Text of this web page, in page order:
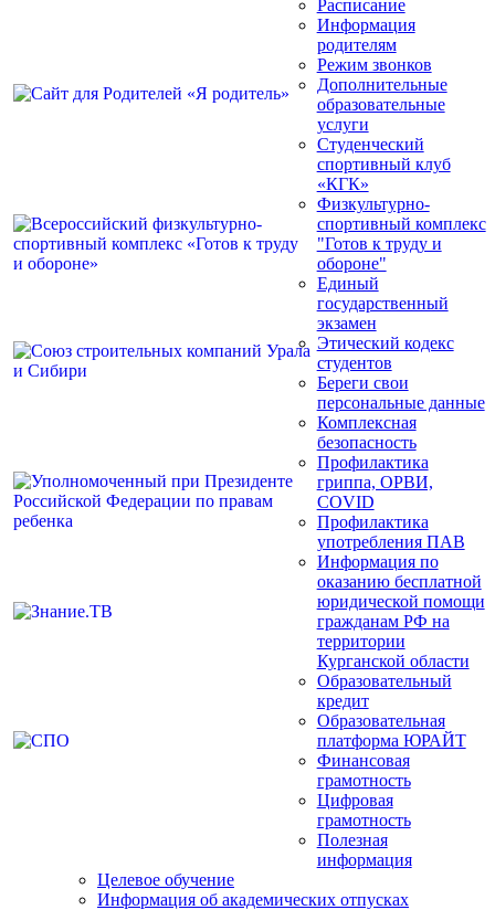
Расписание
Информация
родителям
Режим звонков
Дополнительные
образовательные
услуги
Студенческий
спортивный клуб
«КГК»
Физкультурно-
спортивный комплекс
"Готов к труду и
обороне"
Единый
государственный
экзамен
Этический кодекс
студентов
Береги свои
персональные данные
Комплексная
безопасность
Профилактика
гриппа, ОРВИ,
COVID
Профилактика
употребления ПАВ
Информация по
оказанию бесплатной
юридической помощи
гражданам РФ на
территории
Курганской области
Образовательный
кредит
Образовательная
платформа ЮРАЙТ
Финансовая
грамотность
Цифровая
грамотность
Полезная
информация
Целевое обучение
Информация об академических отпусках